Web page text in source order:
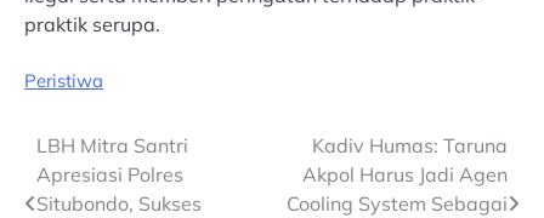
praktik serupa.
Peristiwa
Post
navigation
LBH Mitra Santri
Apresiasi Polres
Situbondo, Sukses
Kadiv Humas: Taruna
Akpol Harus Jadi Agen
Cooling System Sebagai